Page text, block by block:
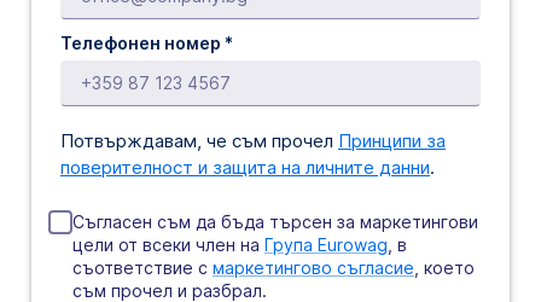
Телефонен номер *
Потвърждавам, че съм прочел Принципи за
поверителност и защита на личните данни.
Съгласен съм да бъда търсен за маркетингови
цели от всеки член на Група Eurowag , в
съответствие с маркетингово съгласие , което
съм прочел и разбрал.